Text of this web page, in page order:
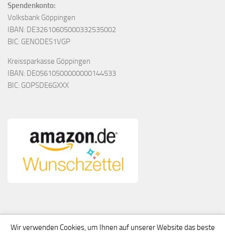
Spendenkonto:
Volksbank Göppingen
IBAN: DE32610605000332535002
BIC: GENODES1VGP
Kreissparkasse Göppingen
IBAN: DE05610500000000144533
BIC: GOPSDE6GXXX
Wir verwenden Cookies, um Ihnen auf unserer Website das beste